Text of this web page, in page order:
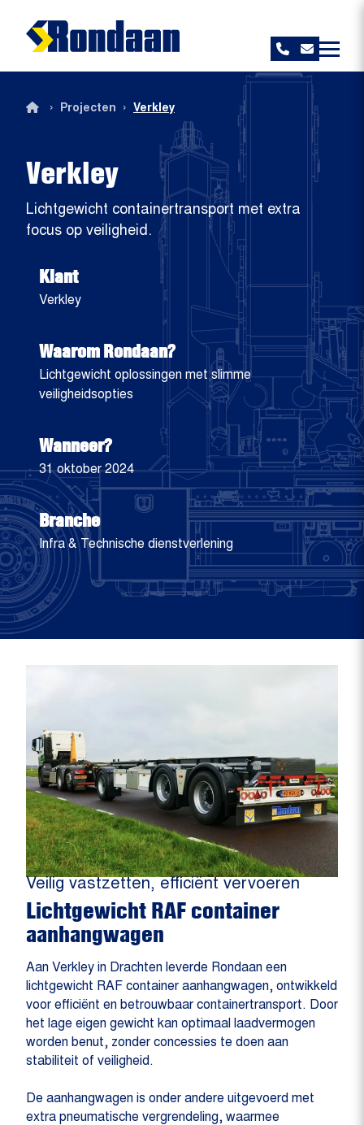
Verkley
Lichtgewicht containertransport met extra
focus op veiligheid.
› Projecten › Verkley
Klant
Verkley
Waarom Rondaan?
Lichtgewicht oplossingen met slimme
veiligheidsopties
Wanneer?
31 oktober 2024
Branche
Infra & Technische dienstverlening
Veilig vastzetten, efficiënt vervoeren
Lichtgewicht RAF container
aanhangwagen
Aan Verkley in Drachten leverde Rondaan een
lichtgewicht RAF container aanhangwagen, ontwikkeld
voor efficiënt en betrouwbaar containertransport. Door
het lage eigen gewicht kan optimaal laadvermogen
worden benut, zonder concessies te doen aan
stabiliteit of veiligheid.
De aanhangwagen is onder andere uitgevoerd met
extra pneumatische vergrendeling, waarmee